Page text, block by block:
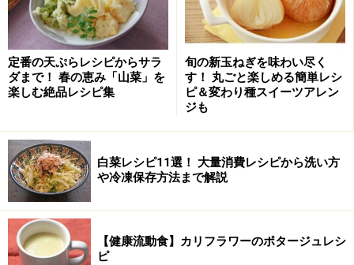
※記事内容は執筆時点のものです。最新の内容をご確認くださ
※衛生面および保存状態に起因して食中毒や体調不良を引き起こ
す場合があります。必ず清潔な状態で、正しい方法で行い、なる
べく早めにお召し上がりください。また、持ち運びの際は保存方
【編集部おすすめの購入サイト】
Amazonで人気レシピの書籍をチェック！
楽天市場で人気レシピの書籍をチェック！
定番の天ぷらレシピからサラ
ダまで！ 春の恵み「山菜」を
楽しむ絶品レシピ集
旬の新玉ねぎを味わい尽く
す！ 丸ごと楽しめる簡単レシ
ピ＆変わり種スイーツアレン
ジも
白菜レシピ11選！ 大量消費レシピから洗い方
や冷凍保存方法まで解説
【健康流動食】カリフラワーのポタージュレシ
ピ